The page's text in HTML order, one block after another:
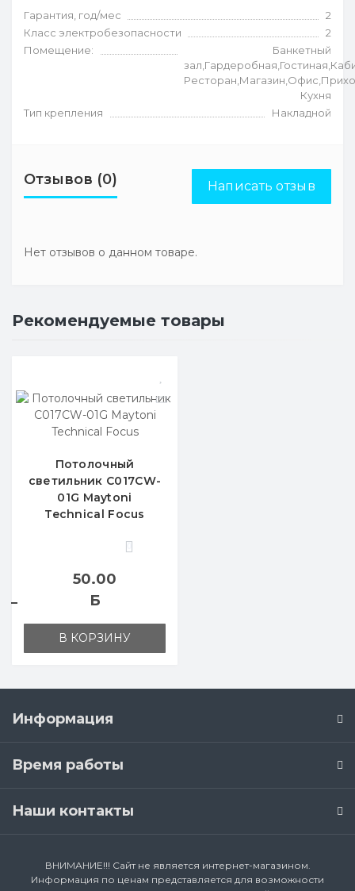
Гарантия, год/мес
2
Класс электробезопасности
2
Помещение:
Банкетный
Кухня
Тип крепления
Накладной
Отзывов (0) Написать отзыв
Нет отзывов о данном товаре.
Рекомендуемые товары
Потолочный
светильник C017CW-
01G Maytoni
Technical Focus
0
50.00
Б
В КОРЗИНУ
Информация
Время работы
Наши контакты
ВНИМАНИЕ!!! Сайт не является интернет-магазином.
Информация по ценам представляется для возможности